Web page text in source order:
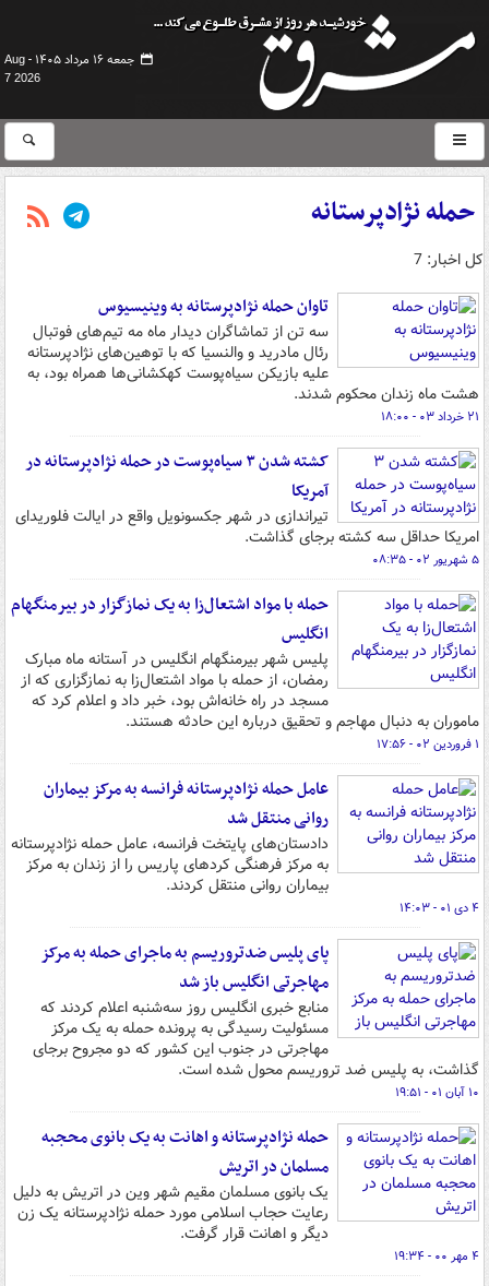
جمعه ۱۶ مرداد ۱۴۰۵ -
Aug
7 2026
حمله نژادپرستانه
کل اخبار: 7
تاوان حمله نژادپرستانه به وینیسیوس
سه تن از تماشاگران دیدار ماه مه تیم‌های فوتبال
رئال مادرید و والنسیا که با توهین‌های نژادپرستانه
علیه بازیکن سیاه‌پوست کهکشانی‌ها همراه بود، به
هشت ماه زندان محکوم شدند.
۲۱ خرداد ۰۳ - ۱۸:۰۰
کشته شدن ۳ سیاه‌پوست در حمله نژادپرستانه در
آمریکا
تیراندازی در شهر جکسونویل واقع در ایالت فلوریدای
امریکا حداقل سه کشته برجای گذاشت.
۵ شهریور ۰۲ - ۰۸:۳۵
حمله با مواد اشتعال‌زا به یک نمازگزار در بیرمنگهام
انگلیس
پلیس شهر بیرمنگهام انگلیس در آستانه ماه مبارک
رمضان، از حمله با مواد اشتعال‌زا به نمازگزاری که از
مسجد در راه خانه‌اش بود، خبر داد و اعلام کرد که
ماموران به دنبال مهاجم و تحقیق درباره این حادثه هستند.
۱ فروردین ۰۲ - ۱۷:۵۶
عامل حمله نژادپرستانه فرانسه به مرکز بیماران
روانی منتقل شد
دادستان‌های پایتخت فرانسه، عامل حمله نژادپرستانه
به مرکز فرهنگی کردهای پاریس را از زندان به مرکز
بیماران روانی منتقل کردند.
۴ دی ۰۱ - ۱۴:۰۳
پای پلیس ضدتروریسم به ماجرای حمله به مرکز
مهاجرتی انگلیس باز شد
منابع خبری انگلیس روز سه‌شنبه اعلام کردند که
مسئولیت رسیدگی به پرونده حمله به یک مرکز
مهاجرتی در جنوب این کشور که دو مجروح برجای
گذاشت، به پلیس ضد تروریسم محول شده است.
۱۰ آبان ۰۱ - ۱۹:۵۱
حمله نژادپرستانه و اهانت به یک بانوی محجبه
مسلمان در اتریش
یک بانوی مسلمان مقیم شهر وین در اتریش به دلیل
رعایت حجاب اسلامی مورد حمله نژادپرستانه یک زن
دیگر و اهانت قرار گرفت.
۴ مهر ۰۰ - ۱۹:۳۴